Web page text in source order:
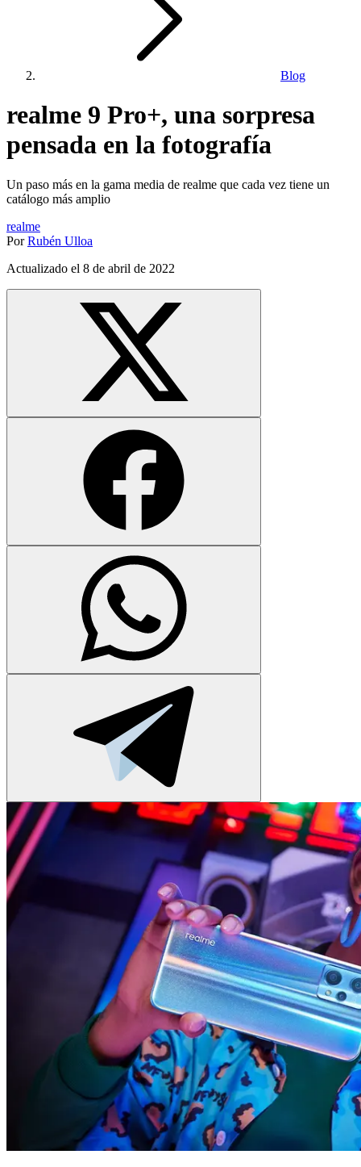
Blog
realme 9 Pro+, una sorpresa
pensada en la fotografía
Un paso más en la gama media de realme que cada vez tiene un
catálogo más amplio
realme
Por Rubén Ulloa
Actualizado el 8 de abril de 2022